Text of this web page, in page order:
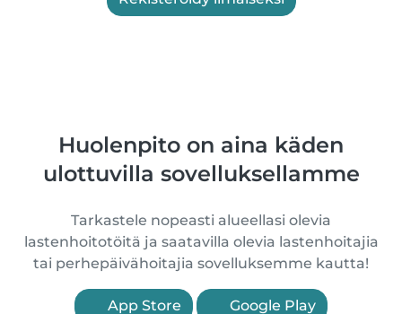
Huolenpito on aina käden
ulottuvilla sovelluksellamme
Tarkastele nopeasti alueellasi olevia
lastenhoitotöitä ja saatavilla olevia lastenhoitajia
tai perhepäivähoitajia sovelluksemme kautta!
App Store Google Play